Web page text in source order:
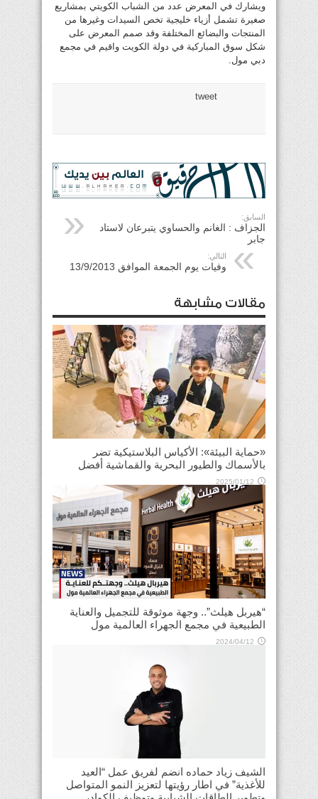
ويشارك في المعرض عدد من الشباب الكويتي بمشاريع
صغيرة تشمل أزياء خليجية تخص السيدات وغيرها من
المنتجات والبضائع المختلفة وقد صمم المعرض على
شكل سوق المباركية في دولة الكويت واقيم في مجمع
دبي مول.
tweet
السابق:
الجزاف : الغانم والحساوي يتبرعان لاستاد
جابر
التالي:
وفيات يوم الجمعة الموافق 13/9/2013
مقالات مشابهة
«حماية البيئة»: الأكياس البلاستيكية تضر
بالأسماك والطيور البحرية والقماشية أفضل
2025/01/12
“هيربل هيلث”.. وجهة موثوقة للتجميل والعناية
الطبيعية في مجمع الجهراء العالمية مول
2024/04/12
الشيف زياد حماده انضم لفريق عمل “العيد
للأغذية” في اطار رؤيتها لتعزيز النمو المتواصل